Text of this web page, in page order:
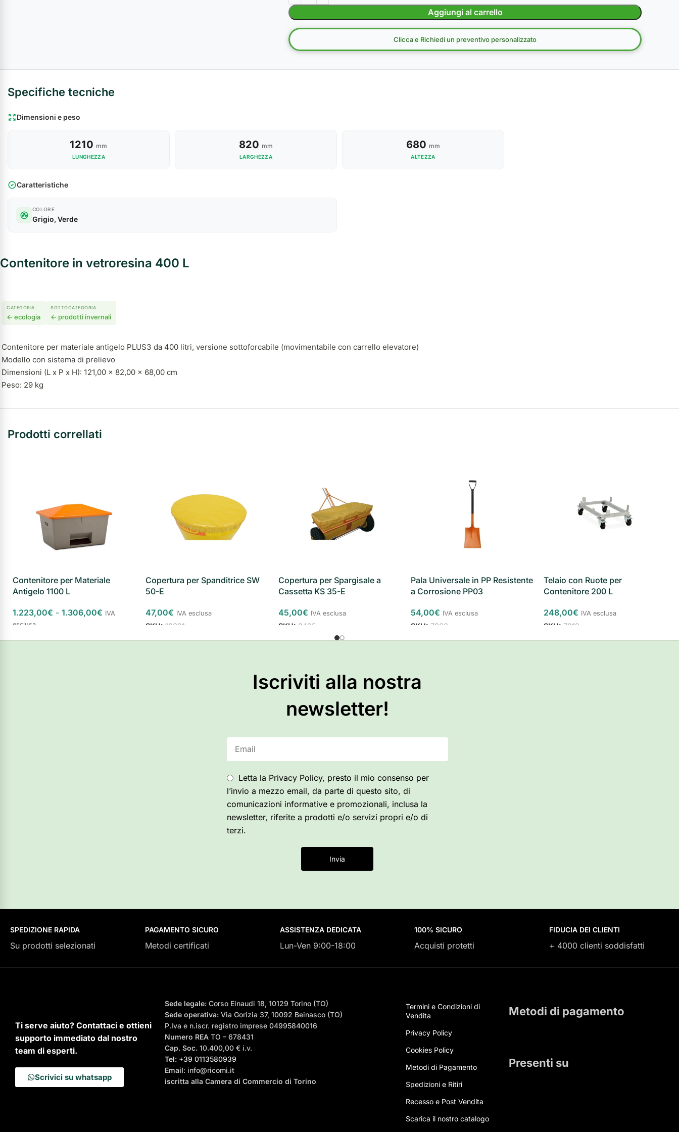
Aggiungi al carrello
Clicca e Richiedi un preventivo personalizzato
Specifiche tecniche
Dimensioni e peso
1210mm
LUNGHEZZA
820 mm
LARGHEZZA
680 mm
ALTEZZA
Caratteristiche
COLORE
Grigio, Verde
Contenitore in vetroresina 400 L
CATEGORIA
← ecologia
SOTTOCATEGORIA
← prodotti invernali
Contenitore per materiale antigelo PLUS3 da 400 litri, versione sottoforcabile (movimentabile con carrello elevatore)
Modello con sistema di prelievo
Dimensioni (L x P x H): 121,00 x 82,00 x 68,00 cm
Peso: 29 kg
Prodotti correllati
Contenitore per Materiale
Antigelo 1100 L
1.223,00€ - 1.306,00€ IVA
esclusa
Copertura per Spanditrice SW
50-E
47,00€ IVA esclusa
SKU: 10021
Copertura per Spargisale a
Cassetta KS 35-E
45,00€ IVA esclusa
SKU: 8495
Pala Universale in PP Resistente
a Corrosione PP03
54,00€ IVA esclusa
SKU: 7966
Telaio con Ruote per
Contenitore 200 L
248,00€ IVA esclusa
SKU: 7812
Iscriviti alla nostra
newsletter!
Letta la Privacy Policy, presto il mio consenso per
l’invio a mezzo email, da parte di questo sito, di
comunicazioni informative e promozionali, inclusa la
newsletter, riferite a prodotti e/o servizi propri e/o di
terzi.
Invia
SPEDIZIONE RAPIDA
Su prodotti selezionati
PAGAMENTO SICURO
Metodi certificati
ASSISTENZA DEDICATA
Lun-Ven 9:00-18:00
100% SICURO
Acquisti protetti
FIDUCIA DEI CLIENTI
+ 4000 clienti soddisfatti
Ti serve aiuto? Contattaci e ottieni
supporto immediato dal nostro
team di esperti.
Scrivici su whatsapp
Sede legale: Corso Einaudi 18, 10129 Torino (TO)
Sede operativa: Via Gorizia 37, 10092 Beinasco (TO)
P.Iva e n.iscr. registro imprese 04995840016
Numero REATO – 678431
Cap. Soc. 10.400,00 € i.v.
Tel: +39 0113580939
Email: info@ricomi.it
iscritta alla Camera di Commercio di Torino
Termini e Condizioni di
Vendita
Privacy Policy
Cookies Policy
Metodi di Pagamento
Spedizioni e Ritiri
Recesso e Post Vendita
Scarica il nostro catalogo
Metodi di pagamento
Presenti su